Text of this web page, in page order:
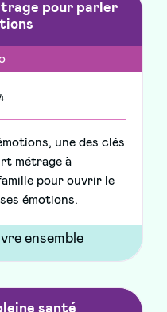
pour parler
une des clés
métrage à
pour ouvrir le
émotions.
santé